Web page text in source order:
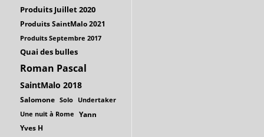
Produits Juillet 2020
Produits SaintMalo 2021
Produits Septembre 2017
Quai des bulles
Roman Pascal
SaintMalo 2018
Salomone Solo Undertaker
Une nuit à Rome Yann
Yves H